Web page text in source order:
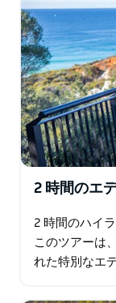
2 時間のエ
2 時間のハイ
このツアーは
れた特別なエ